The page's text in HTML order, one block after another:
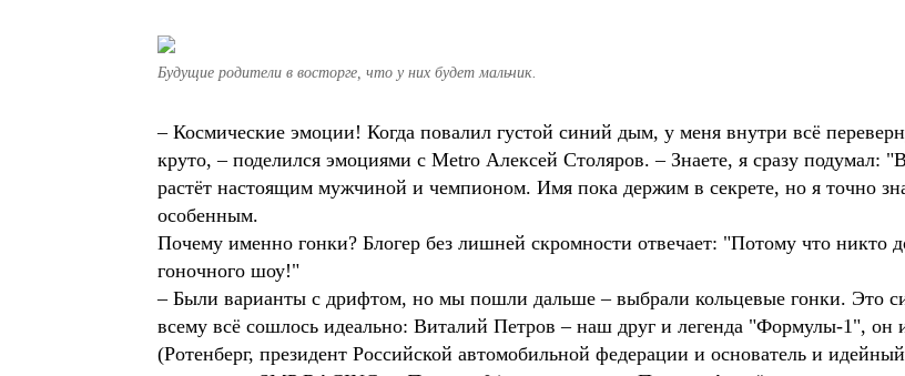
Будущие родители в восторге, что у них будет мальчик.
– Космические эмоции! Когда повалил густой синий дым, у меня внутри всё
круто, – поделился эмоциями с Metro Алексей Столяров. – Знаете, я сразу
растёт настоящим мужчиной и чемпионом. Имя пока держим в секрете, но я точно
особенным.
Почему именно гонки? Блогер без лишней скромности отвечает: "Потому что никто
гоночного шоу!"
– Были варианты с дрифтом, но мы пошли дальше – выбрали кольцевые гонки. Это
всему всё сошлось идеально: Виталий Петров – наш друг и легенда "Формулы-1", он
(Ротенберг, президент Российской автомобильной федерации и основатель и